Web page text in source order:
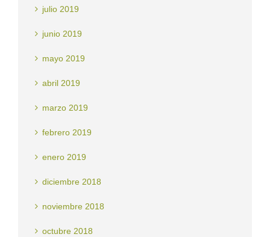
julio 2019
junio 2019
mayo 2019
abril 2019
marzo 2019
febrero 2019
enero 2019
diciembre 2018
noviembre 2018
octubre 2018